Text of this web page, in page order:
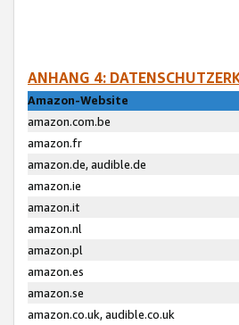
ANHANG 4:
Amazon-Website
amazon.com.be
amazon.fr
amazon.de, audible.de
amazon.ie
amazon.it
amazon.nl
amazon.pl
amazon.es
amazon.se
amazon.co.uk, audible.co.uk